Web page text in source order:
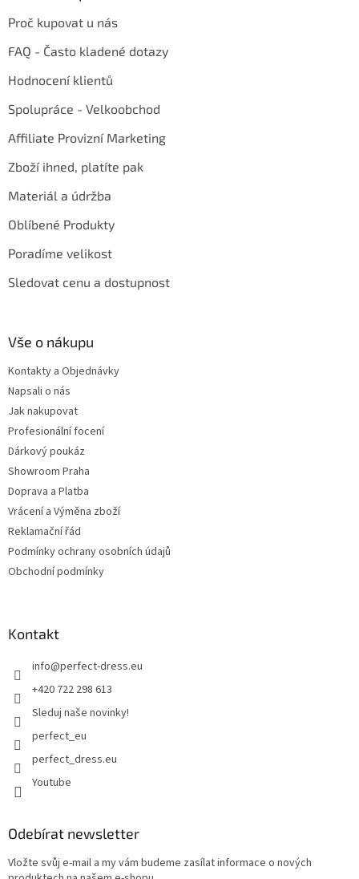
Proč kupovat u nás
FAQ - Často kladené dotazy
Hodnocení klientů
Spolupráce - Velkoobchod
Affiliate Provizní Marketing
Zboží ihned, platíte pak
Materiál a údržba
Oblíbené Produkty
Poradíme velikost
Sledovat cenu a dostupnost
Vše o nákupu
Kontakty a Objednávky
Napsali o nás
Jak nakupovat
Profesionální focení
Dárkový poukáz
Showroom Praha
Doprava a Platba
Vrácení a Výměna zboží
Reklamační řád
Podmínky ochrany osobních údajů
Obchodní podmínky
Kontakt
info@perfect-dress.eu
+420 722 298 613
Sleduj naše novinky!
perfect_eu
perfect_dress.eu
Youtube
Odebírat newsletter
Vložte svůj e-mail a my vám budeme zasílat informace o nových